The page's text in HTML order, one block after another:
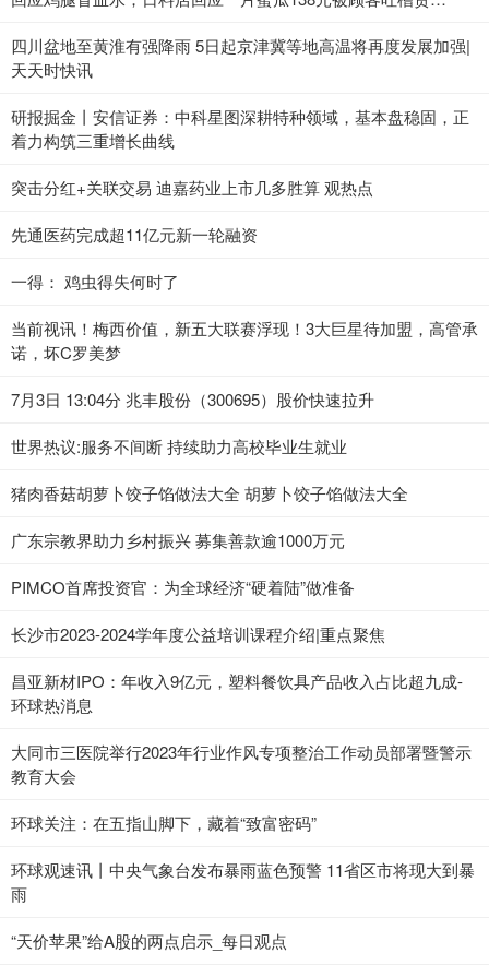
四川盆地至黄淮有强降雨 5日起京津冀等地高温将再度发展加强|
天天时快讯
研报掘金丨安信证券：中科星图深耕特种领域，基本盘稳固，正
着力构筑三重增长曲线
突击分红+关联交易 迪嘉药业上市几多胜算 观热点
先通医药完成超11亿元新一轮融资
一得： 鸡虫得失何时了
当前视讯！梅西价值，新五大联赛浮现！3大巨星待加盟，高管承
诺，坏C罗美梦
7月3日 13:04分 兆丰股份（300695）股价快速拉升
世界热议:服务不间断 持续助力高校毕业生就业
猪肉香菇胡萝卜饺子馅做法大全 胡萝卜饺子馅做法大全
广东宗教界助力乡村振兴 募集善款逾1000万元
PIMCO首席投资官：为全球经济“硬着陆”做准备
长沙市2023-2024学年度公益培训课程介绍|重点聚焦
昌亚新材IPO：年收入9亿元，塑料餐饮具产品收入占比超九成-
环球热消息
大同市三医院举行2023年行业作风专项整治工作动员部署暨警示
教育大会
环球关注：在五指山脚下，藏着“致富密码”
环球观速讯丨中央气象台发布暴雨蓝色预警 11省区市将现大到暴
雨
“天价苹果”给A股的两点启示_每日观点